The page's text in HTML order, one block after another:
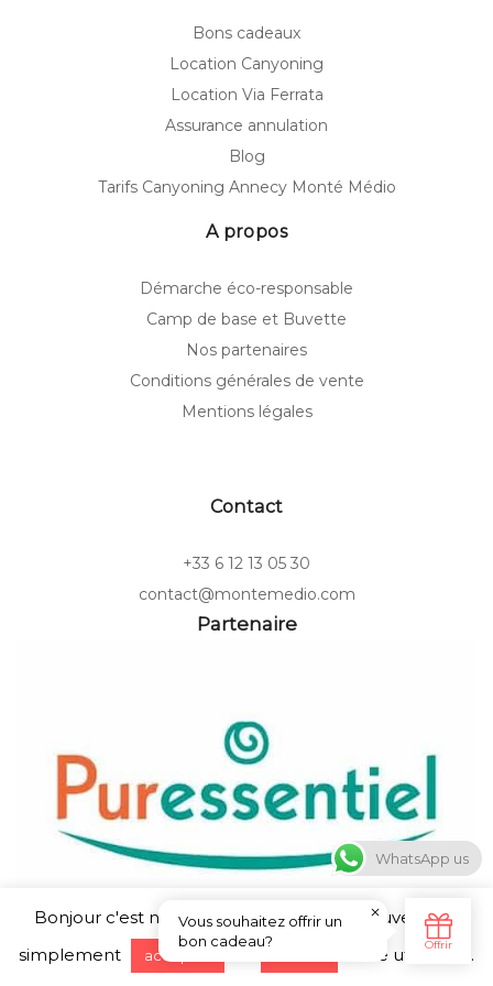
Bons cadeaux
Location Canyoning
Location Via Ferrata
Assurance annulation
Blog
Tarifs Canyoning Annecy Monté Médio
A propos
Démarche éco-responsable
Camp de base et Buvette
Nos partenaires
Conditions générales de vente
Mentions légales
Contact
+33 6 12 13 05 30
contact@montemedio.com
Partenaire
Bonjour c'est nous ... les Cookies ! Vous pouvez tout
simplement
accepter notre utilisation.
WhatsApp us